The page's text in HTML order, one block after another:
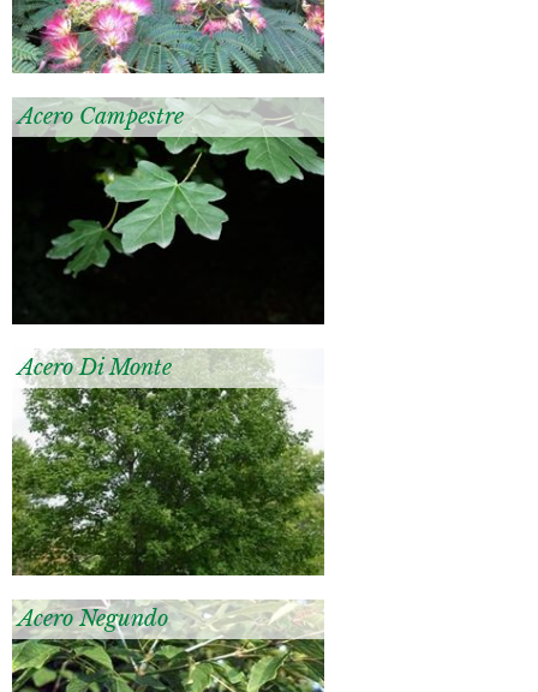
Acero Campestre
Acero Di Monte
Acero Negundo